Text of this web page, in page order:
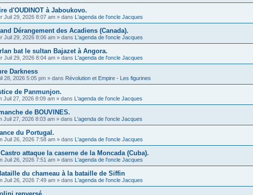
d'OUDINOT à Jaboukovo.
Juil 29, 2026 8:07 am » dans L'agenda de l'oncle Jacques
Dérangement des Acadiens (Canada).
Juil 29, 2026 8:06 am » dans L'agenda de l'oncle Jacques
bat le sultan Bajazet à Angora.
Juil 29, 2026 8:04 am » dans L'agenda de l'oncle Jacques
Darkness
28, 2026 5:05 pm » dans Révolution et Empire - Les figurines
de Panmunjon.
Juil 27, 2026 8:09 am » dans L'agenda de l'oncle Jacques
de BOUVINES.
Juil 27, 2026 8:03 am » dans L'agenda de l'oncle Jacques
du Portugal.
Juil 26, 2026 7:58 am » dans L'agenda de l'oncle Jacques
attaque la caserne de la Moncada (Cuba).
Juil 26, 2026 7:51 am » dans L'agenda de l'oncle Jacques
du chameau à la bataille de Siffin
Juil 26, 2026 7:49 am » dans L'agenda de l'oncle Jacques